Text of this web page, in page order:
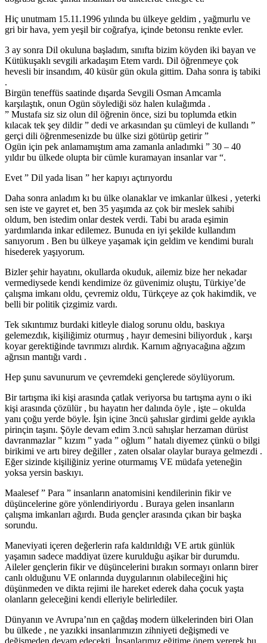
Hiç unutmam 15.11.1996 yılında bu ülkeye geldim , yağmurlu ve
gri bir hava, yem yeşil bir coğrafya, içinde betonsu renkte evler.
3 ay sonra Dil okuluna başladım, sınıfta bizim köyden iki bayan ve
Kütükuşaklı sevgili arkadaşım Etem vardı. Dil öğrenmeye çok
hevesli bir insandım, 40 küsür gün okula gittim. Daha sonra iş tabiki
.
Birgün teneffüs saatinde dışarda Sevgili Osman Amcamla
karşılaştık, onun Ogün söylediği söz halen kulağımda .
” Mustafa siz siz olun dil öğrenin önce, sizi bu toplumda etkin
kılacak tek şey dildir ” dedi ve arkasından şu cümleyi de kullandı ”
gerçi dili öğrenmesenizde bu ülke sizi götürüp getirir ”
Ogün için pek anlamamıştım ama zamanla anladımki ” 30 – 40
yıldır bu ülkede olupta bir cümle kuramayan insanlar var “.
Evet ” Dil yada lisan ” her kapıyı açtırıyordu
Daha sonra anladım kı bu ülke olanaklar ve imkanlar ülkesi , yeterki
sen iste ve gayret et, ben 35 yaşımda az çok bir meslek sahibi
oldum, ben istedim onlar destek verdi. Tabi bu arada eşimin
yardımlarıda inkar edilemez. Bunuda en iyi şekilde kullandım
sanıyorum . Ben bu ülkeye yaşamak için geldim ve kendimi buralı
hisederek yaşıyorum.
Bizler şehir hayatını, okullarda okuduk, ailemiz bize her nekadar
vermediysede kendi kendimize öz güvenimiz oluştu, Türkiye’de
çalışma imkanı oldu, çevremiz oldu, Türkçeye az çok hakimdik, ve
belli bir politik çizgimiz vardı.
Tek sıkıntımız burdaki kitleyle dialog sorunu oldu, baskıya
gelemezdık, kişiliğimiz oturmuş , hayır demesini biliyorduk , karşı
koyar gerektiğinde tavrımızı alırdık. Karnım ağrıyacağına ağzım
ağrısın mantığı vardı .
Hep şunu savunurum ve çevremdeki gençlerede söylüyorum.
Bir tartışma iki kişi arasında çatlak veriyorsa bu tartışma aynı o iki
kişi arasında çözülür , bu hayatın her dalında öyle , işte – okulda
yanı çoğu yerde böyle. İşin içine 3ncü şahıslar girdimi gelde ayıkla
pirinçin taşını. Şöyle devam edim 3.ncü sahışlar herzaman dürüst
davranmazlar ” kızım ” yada ” oğlum ” hatalı diyemez çünkü o bilgi
birikimi ve artı birey değiller , zaten olsalar olaylar buraya gelmezdi .
Eğer sizinde kişiliğiniz yerine oturmamış VE müdafa yeteneğin
yoksa yersin baskıyı.
Maalesef ” Para ” insanların anatomisini kendilerinin fikir ve
düşüncelerine göre yönlendiriyordu . Buraya gelen insanların
çalışma imkanları ağırdı. Buda gençler arasında çıkan bir başka
sorundu.
Maneviyati içeren değerlerin rafa kaldırıldığı VE artık günlük
yaşamın sadece maddiyat üzere kurulduğu aşikar bir durumdu.
Aileler gençlerin fikir ve düşüncelerini bırakın sormayı onların birer
canlı olduğunu VE onlarında duygularının olabileceğini hiç
düşünmeden ve dikta rejimi ile hareket ederek daha çocuk yaşta
olanların geleceğini kendi elleriyle belirlediler.
Dünyanın ve Avrupa’nın en çağdaş modern ülkelerinden biri Olan
bu ülkede , ne yazıkki insanlarımızın zihniyeti değişmedi ve
değişmeden devam edecekti .İnsanlarımız eğitime önem vererek bu